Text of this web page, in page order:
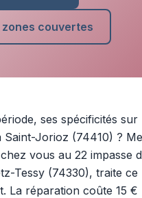
zones couvertes
ses spécificités sur
Saint-Jorioz (74410) ?
vous au 22 impasse
Tessy (74330), traite ce
La réparation coûte 15 €